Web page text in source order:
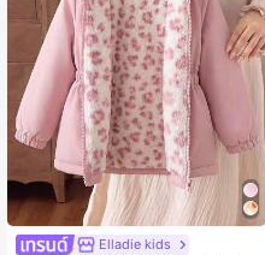
Elladie kids